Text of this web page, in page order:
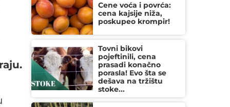
Cene voća i povrća:
cena kajsije niža,
poskupeo krompir!
Tovni bikovi
pojeftinili, cena
prasadi konačno
porasla! Evo šta se
dešava na tržištu
stoke...